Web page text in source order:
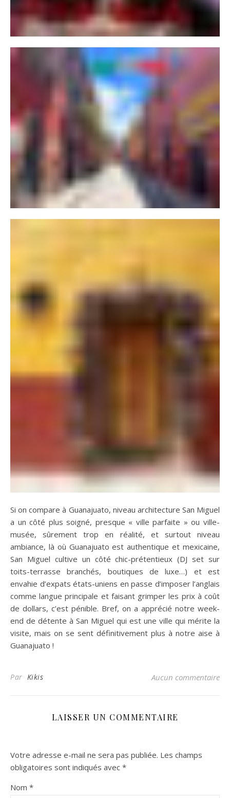
Si on compare à Guanajuato, niveau architecture San Miguel
a un côté plus soigné, presque « ville parfaite » ou ville-
musée, sûrement trop en réalité, et surtout niveau
ambiance, là où Guanajuato est authentique et mexicaine,
San Miguel cultive un côté chic-prétentieux (DJ set sur
toits-terrasse branchés, boutiques de luxe…) et est
envahie d’expats états-uniens en passe d’imposer l’anglais
comme langue principale et faisant grimper les prix à coût
de dollars, c’est pénible. Bref, on a apprécié notre week-
end de détente à San Miguel qui est une ville qui mérite la
visite, mais on se sent définitivement plus à notre aise à
Guanajuato !
Par Kikis Aucun commentaire
LAISSER UN COMMENTAIRE
Votre adresse e-mail ne sera pas publiée. Les champs
obligatoires sont indiqués avec *
Nom *